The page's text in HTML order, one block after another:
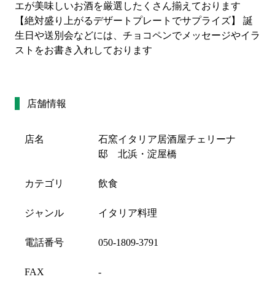
エが美味しいお酒を厳選したくさん揃えております
【絶対盛り上がるデザートプレートでサプライズ】 誕
生日や送別会などには、チョコペンでメッセージやイラ
ストをお書き入れしております
店舗情報
店名
石窯イタリア居酒屋チェリーナ
邸 北浜・淀屋橋
カテゴリ 飲食
ジャンル イタリア料理
電話番号 050-1809-3791
FAX -